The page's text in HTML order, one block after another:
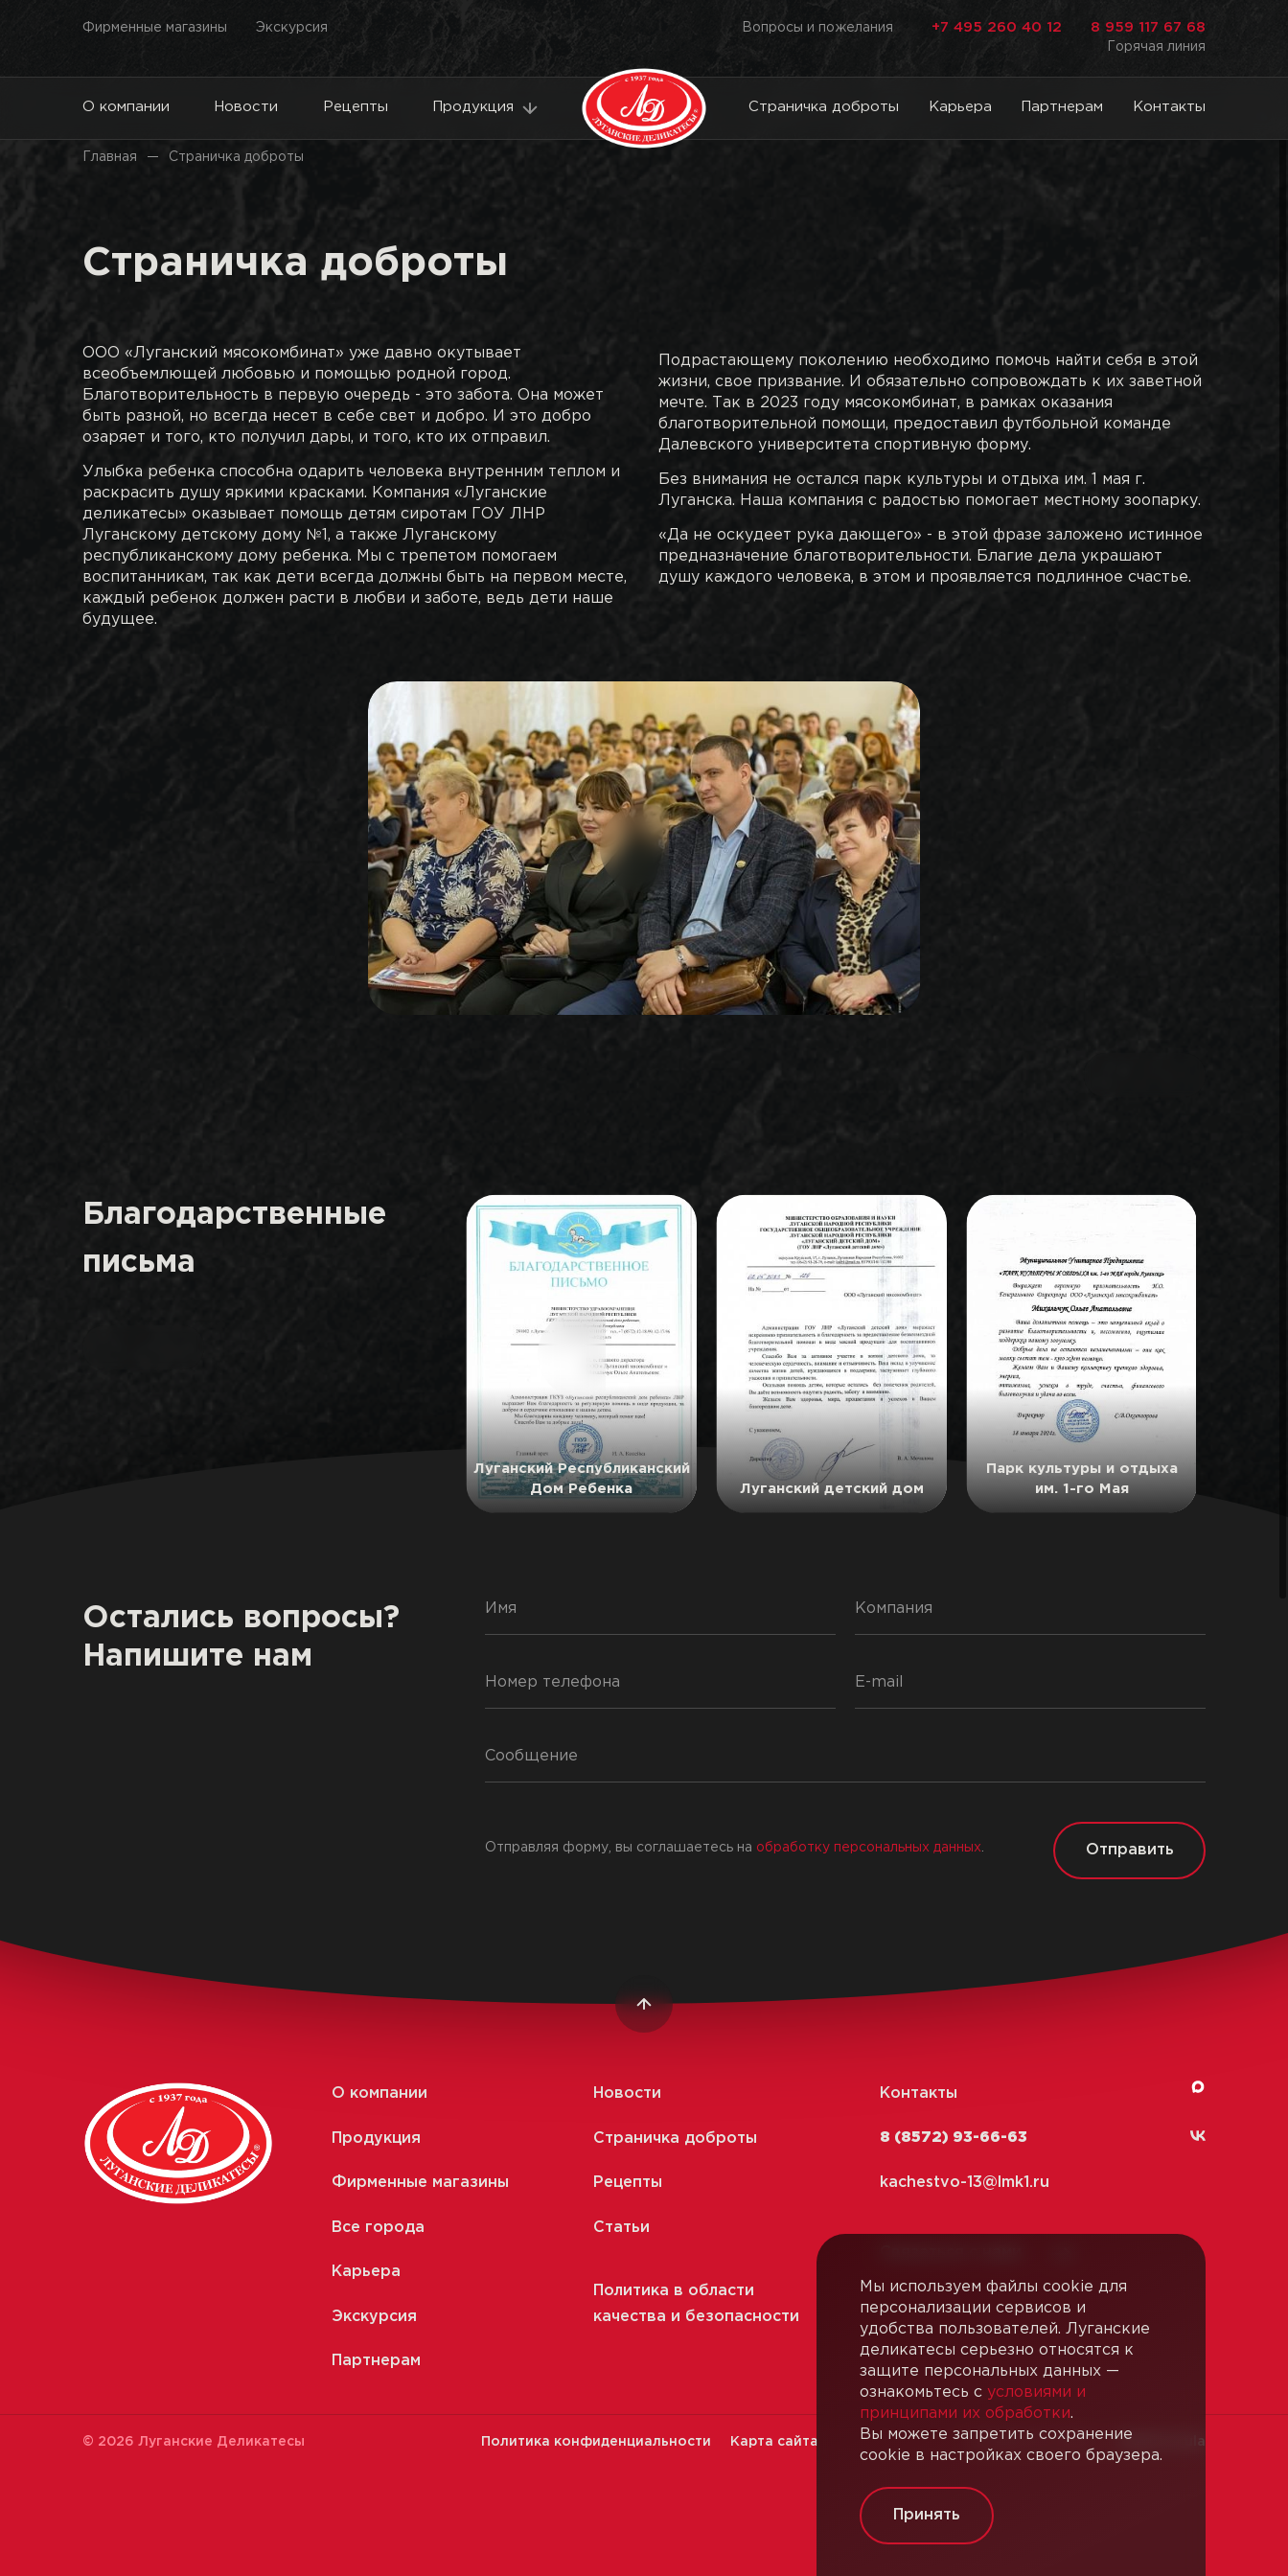
Мы используем файлы cookie для
персонализации сервисов и
удобства пользователей. Луганские
деликатесы серьезно относятся к
защите персональных данных —
ознакомьтесь с условиями и
принципами их обработки.
Вы можете запретить сохранение
cookie в настройках своего браузера.
Принять
Фирменные магазины Экскурсия Вопросы и пожелания +7 495 260 40 12 8 959 117 67 68
Горячая линия
О компании Новости Рецепты Продукция Страничка доброты Карьера Партнерам Контакты
Главная Страничка доброты
Страничка доброты
ООО «Луганский мясокомбинат» уже давно окутывает
всеобъемлющей любовью и помощью родной город.
Благотворительность в первую очередь - это забота. Она может
быть разной, но всегда несет в себе свет и добро. И это добро
озаряет и того, кто получил дары, и того, кто их отправил.
Улыбка ребенка способна одарить человека внутренним теплом и
раскрасить душу яркими красками. Компания «Луганские
деликатесы» оказывает помощь детям сиротам ГОУ ЛНР
Луганскому детскому дому №1, а также Луганскому
республиканскому дому ребенка. Мы с трепетом помогаем
воспитанникам, так как дети всегда должны быть на первом месте,
каждый ребенок должен расти в любви и заботе, ведь дети наше
будущее.
Подрастающему поколению необходимо помочь найти себя в этой
жизни, свое призвание. И обязательно сопровождать к их заветной
мечте. Так в 2023 году мясокомбинат, в рамках оказания
благотворительной помощи, предоставил футбольной команде
Далевского университета спортивную форму.
Без внимания не остался парк культуры и отдыха им. 1 мая г.
Луганска. Наша компания с радостью помогает местному зоопарку.
«Да не оскудеет рука дающего» - в этой фразе заложено истинное
предназначение благотворительности. Благие дела украшают
душу каждого человека, в этом и проявляется подлинное счастье.
Благодарственные
письма
Луганский Республиканский
Дом Ребенка
Луганский детский дом
Парк культуры и отдыха
им. 1-го Мая
Остались вопросы?
Напишите нам
Отправляя форму, вы соглашаетесь на обработку персональных данных Отправить
О компании
Продукция
Фирменные магазины
Все города
Новости
Страничка доброты
Рецепты
Статьи
Карьера
Экскурсия
Партнерам
Политика в области
качества и безопасности
Контакты
8 (8572) 93-66-63
kachestvo-13@ lmk1.ru
© 2026 Луганские Деликатесы Политика конфиденциальности Карта сайта Разработка сайта — Webformula